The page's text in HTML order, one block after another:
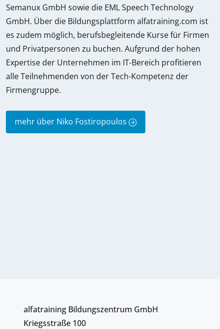
Semanux GmbH sowie die EML Speech Technology
GmbH. Über die Bildungsplattform alfatraining.com ist
es zudem möglich, berufsbegleitende Kurse für Firmen
und Privatpersonen zu buchen. Aufgrund der hohen
Expertise der Unternehmen im IT-Bereich profitieren
alle Teilnehmenden von der Tech-Kompetenz der
Firmengruppe.
mehr über Niko Fostiropoulos
alfatraining Bildungszentrum GmbH
Kriegsstraße 100